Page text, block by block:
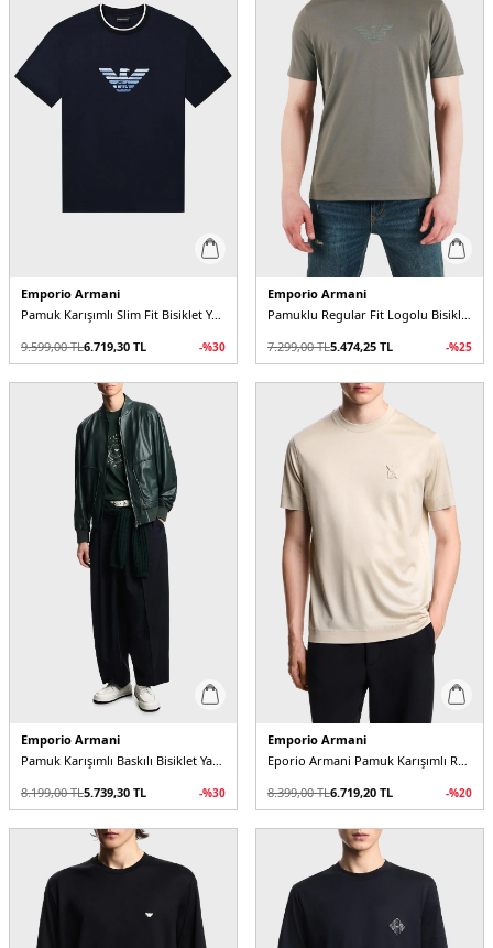
Emporio Armani
Pamuk Karışımlı Slim Fit Bisiklet Yaka Erkek T Shirt
9.599,00TL6.719,30 TL -%30
Emporio Armani
Pamuklu Regular Fit Logolu Bisiklet Yaka Erkek T Shirt
7.299,00TL5.474,25 TL -%25
Emporio Armani
Pamuk Karışımlı Baskılı Bisiklet Yaka Erkek T Shirt
8.199,00TL5.739,30 TL -%30
Emporio Armani
Eporio Armani Pamuk Karışımlı Regular Fit Logolu Bisiklet Yaka Erkek T Shirt
8.399,00TL6.719,20 TL -%20